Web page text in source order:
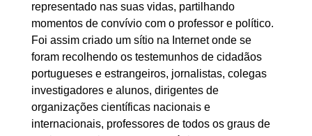
representado nas suas vidas, partilhando
momentos de convívio com o professor e político.
Foi assim criado um sítio na Internet onde se
foram recolhendo os testemunhos de cidadãos
portugueses e estrangeiros, jornalistas, colegas
investigadores e alunos, dirigentes de
organizações científicas nacionais e
internacionais, professores de todos os graus de